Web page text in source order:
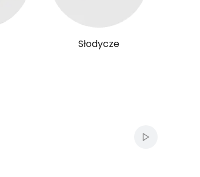
Słodycze
Włącz